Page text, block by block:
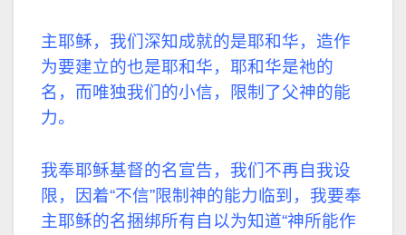
主耶稣，我们深知成就的是耶和华，造作
为要建立的也是耶和华，耶和华是祂的
名，而唯独我们的小信，限制了父神的能
力。
我奉耶稣基督的名宣告，我们不再自我设
限，因着“不信”限制神的能力临到，我要奉
主耶稣的名捆绑所有自以为知道“神所能作